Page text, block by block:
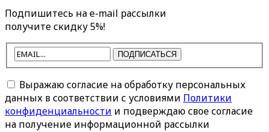
Подпишитесь на e-mail рассылки
получите скидку 5%!
ПОДПИСАТЬСЯ
Выражаю согласие на обработку персональных
данных в соответствии с условиями Политики
конфиденциальности и подверждаю свое согласие
на получение информационной рассылки